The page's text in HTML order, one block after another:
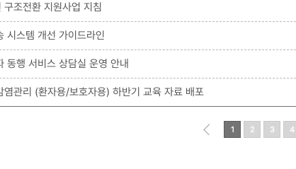
구조전환 지원사업 지침
시스템 개선 가이드라인
동행 서비스 상담실 운영 안내
염관리 (환자용/보호자용) 하반기 교육 자료 배포
1 2 3 4